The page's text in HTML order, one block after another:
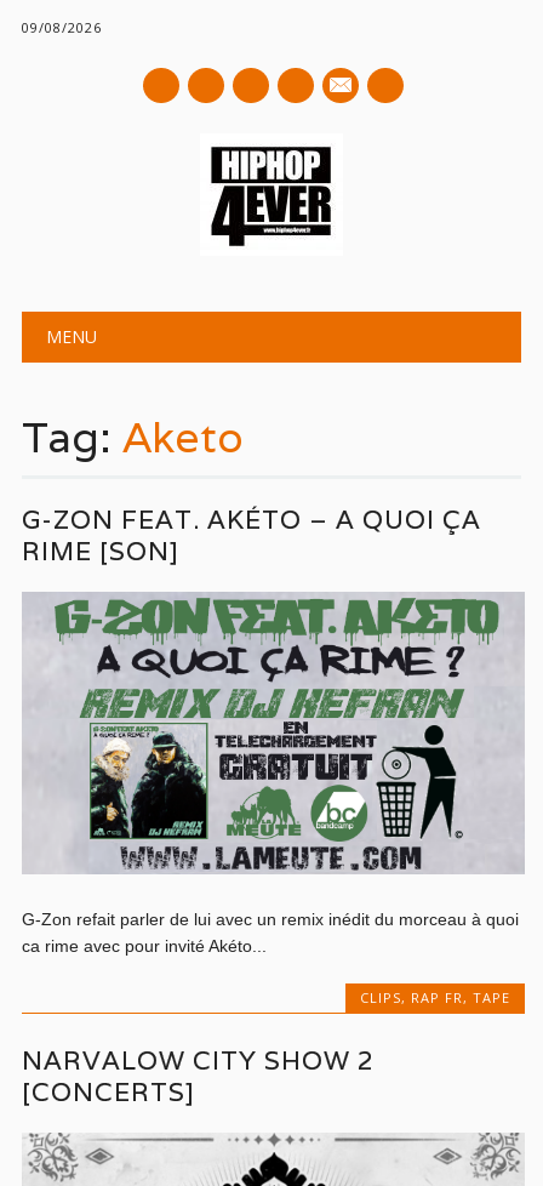
09/08/2026
mail
Main menu
MENU
Tag: Aketo
G-ZON FEAT. AKÉTO – A QUOI ÇA
RIME [SON]
G-Zon refait parler de lui avec un remix inédit du morceau à quoi
ca rime avec pour invité Akéto...
CLIPS, RAP FR , TAPE
NARVALOW CITY SHOW 2
[CONCERTS]